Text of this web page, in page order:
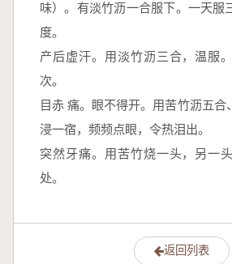
味）。有淡竹沥一合服下。一天服
度。
产后虚汗。用淡竹沥三合，温服
次。
目赤 痛。眼不得开。用苦竹沥五合
浸一宿，频频点眼，令热泪出。
突然牙痛。用苦竹烧一头，另一
处。
返回列表